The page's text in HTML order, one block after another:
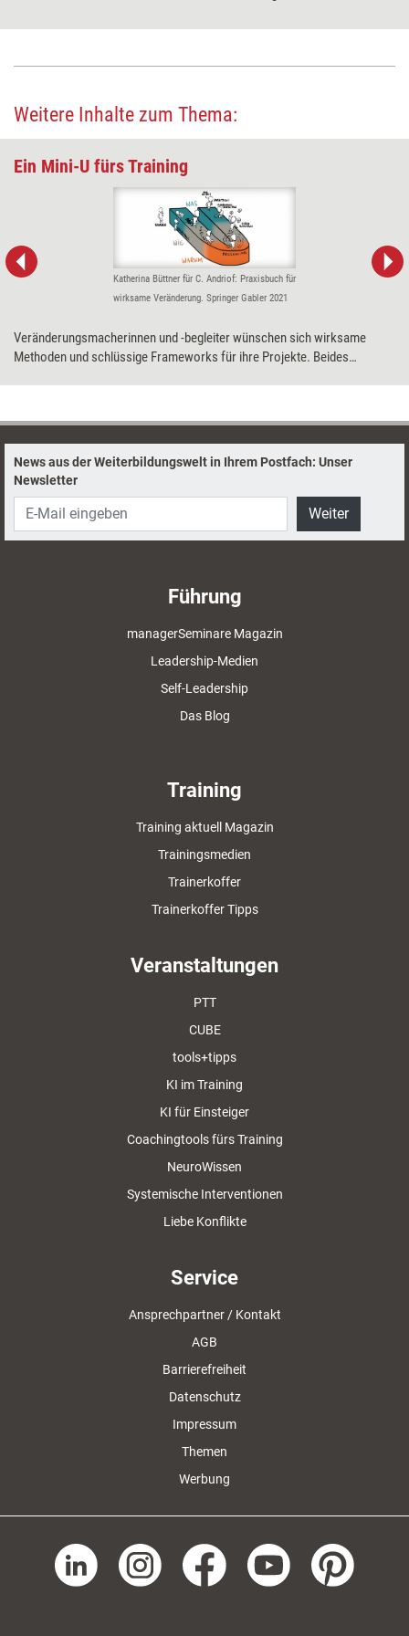
Weitere Inhalte zum Thema:
Ein Mini-U fürs Training
Katherina Büttner für C. Andriof: Praxisbuch für
wirksame Veränderung. Springer Gabler 2021
Veränderungsmacherinnen und -begleiter wünschen sich wirksame
Methoden und schlüssige Frameworks für ihre Projekte. Beides
News aus der Weiterbildungswelt in Ihrem Postfach: Unser
Newsletter
Weiter
Führung
managerSeminare Magazin
Leadership-Medien
Self-Leadership
Das Blog
Training
Training aktuell Magazin
Trainingsmedien
Trainerkoffer
Trainerkoffer Tipps
Veranstaltungen
PTT
CUBE
tools+tipps
KI im Training
KI für Einsteiger
Coachingtools fürs Training
NeuroWissen
Systemische Interventionen
Liebe Konflikte
Service
Ansprechpartner / Kontakt
AGB
Barrierefreiheit
Datenschutz
Impressum
Themen
Werbung